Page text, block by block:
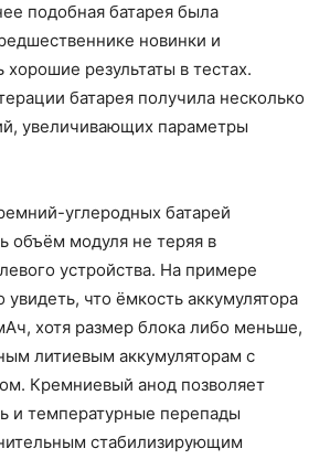
подобная батарея была
новинки и
хорошие результаты в тестах.
батарея получила несколько
увеличивающих параметры
углеродных батарей
объём модуля не теряя в
устройства. На примере
что ёмкость аккумулятора
хотя размер блока либо меньше,
литиевым аккумуляторам с
Кремниевый анод позволяет
и температурные перепады
стабилизирующим